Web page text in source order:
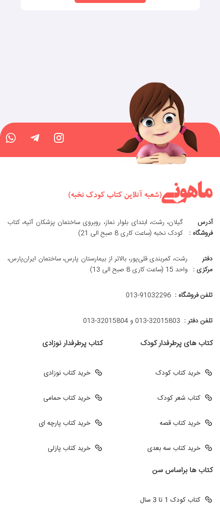
آدرس
فروشگاه :
گیلان، رشت، ابتدای بلوار نماز، روبروی ساختمان پزشکان آتیه، کتاب
کودک نخبه (ساعت کاری 8 صبح الی 21)
دفتر
مرکزی :
رشت، کمربندی قلی‌پور، بالاتر از بیمارستان پارس، ساختمان ایران‌پارس،
واحد 15 (ساعت کاری 8 صبح الی 13)
تلفن فروشگاه : 013-91032296
تلفن دفتر : 013-32015803 و 32015804-013
کتاب های پرطرفدار کودک
خرید کتاب کودک
کتاب شعر کودک
خرید کتاب قصه
خرید کتاب سه بعدی
کتاب پرطرفدار نوزادی
خرید کتاب نوزادی
خرید کتاب حمامی
خرید کتاب پارچه ای
خرید کتاب پازلی
کتاب ها براساس سن
کتاب کودک 1 تا 3 سال